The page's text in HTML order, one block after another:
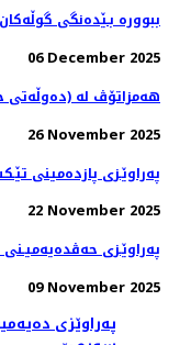
ببووره‌ بـێده‌نگی
06 December 2025
هه‌مزاتۆڤ له‌
26 November 2025
په‌راوێـزی پازده‌مینی
22 November 2025
په‌راوێـزی
09 November 2025